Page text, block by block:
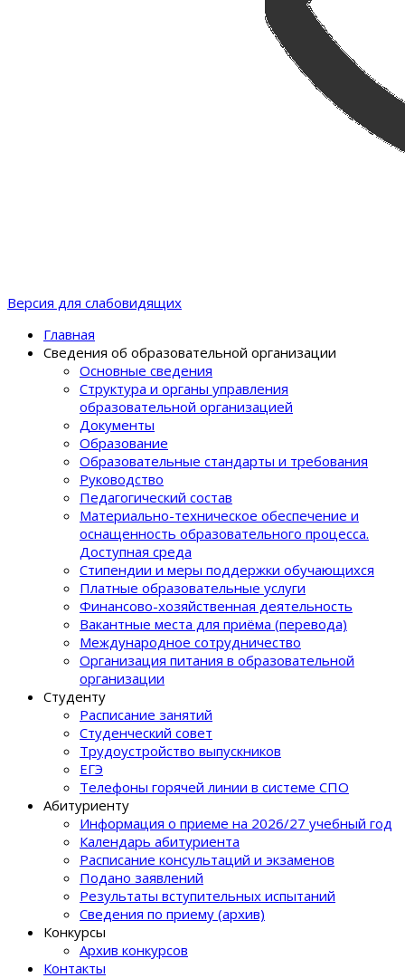
Версия для слабовидящих
Главная
Сведения об образовательной организации
Основные сведения
Структура и органы управления
образовательной организацией
Документы
Образование
Образовательные стандарты и требования
Руководство
Педагогический состав
Материально-техническое обеспечение и
оснащенность образовательного процеcса.
Доступная среда
Стипендии и меры поддержки обучающихся
Платные образовательные услуги
Финансово-хозяйственная деятельность
Вакантные места для приёма (перевода)
Международное сотрудничество
Организация питания в образовательной
организации
Студенту
Расписание занятий
Студенческий совет
Трудоустройство выпускников
ЕГЭ
Телефоны горячей линии в системе СПО
Абитуриенту
Информация о приеме на 2026/27 учебный год
Календарь абитуриента
Расписание консультаций и экзаменов
Подано заявлений
Результаты вступительных испытаний
Сведения по приему (архив)
Конкурсы
Архив конкурсов
Контакты